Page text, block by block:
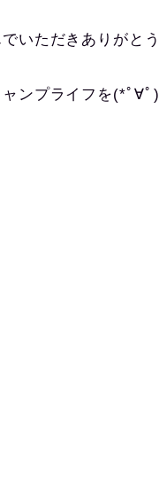
いただきありがと
ンプライフを(*ﾟ∀ﾟ)